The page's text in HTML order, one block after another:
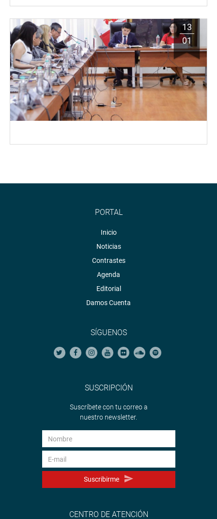
13
01
PORTAL
Inicio
Noticias
Contrastes
Agenda
Editorial
Damos Cuenta
SÍGUENOS
SUSCRIPCIÓN
Suscríbete con tu correo a
nuestro newsletter.
Suscribirme
CENTRO DE ATENCIÓN